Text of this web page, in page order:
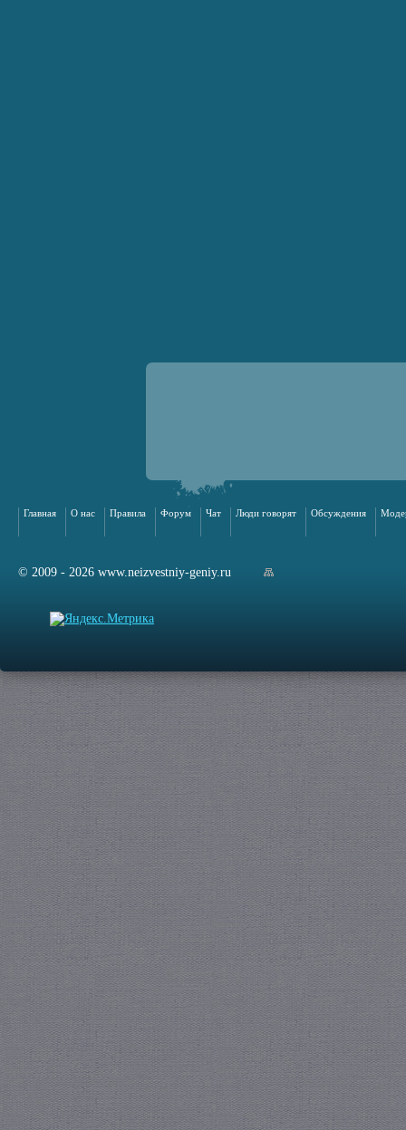
Главная О нас Правила Форум Чат Люди говорят Обсуждения
© 2009 - 2026 www.neizvestniy-geniy.ru
сайта